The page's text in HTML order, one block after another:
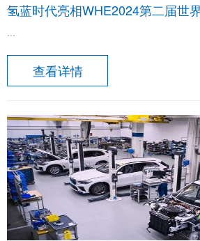
氢蓝时代亮相WHE2024第二届世
...
查看详情